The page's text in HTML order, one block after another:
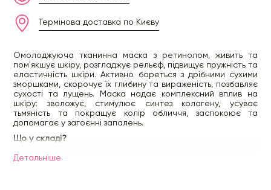
Термінова доставка по Києву
Омолоджуюча тканинна маска з ретинолом, живить та
пом'якшує шкіру, розгладжує рельєф, підвищує пружність та
еластичність шкіри. Активно бореться з дрібними сухими
зморшками, скорочує їх глибину та вираженість, позбавляє
сухості та лущень. Маска надає комплексний вплив на
шкіру: зволожує, стимулює синтез колагену, усуває
тьмяність та покращує колір обличчя, заспокоює та
допомагає у загоєнні запалень.
Що у складі?
Ключовий актив продукту — ретинол (0.3 ppb),
запускає інтенсивний процес оновлення, надає
Детальнiше